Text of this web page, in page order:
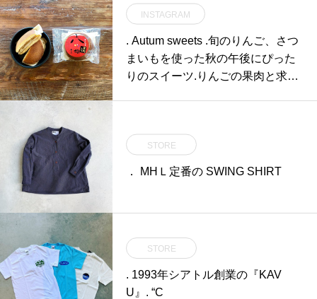
INSTAGRAM
. Autum sweets .旬のりんご、さつ
まいもを使った秋の午後にぴった
りのスイーツ.りんごの果肉と求肥
間違いなしの「お百姓さんが作っ
たスイートポテト」。.個性豊かな
にされるのもおすすめです◎.#伊
藤軒#お百姓さんが作ったスイー
トポテト #林檎 #さつまいも #hau
s #haus_matsue #hausmatsue #松
江カフェ #島根カフェ #松江旅行#
STORE
． MHＬ定番の SWING SHIRT
STORE
. 1993年シアトル創業の『KAV
U』. “C